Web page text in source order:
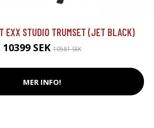
EXX STUDIO TRUMSET (JET BLACK)
10399 SEK10581 SEK
MER INFO!